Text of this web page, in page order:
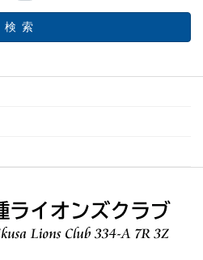
検索